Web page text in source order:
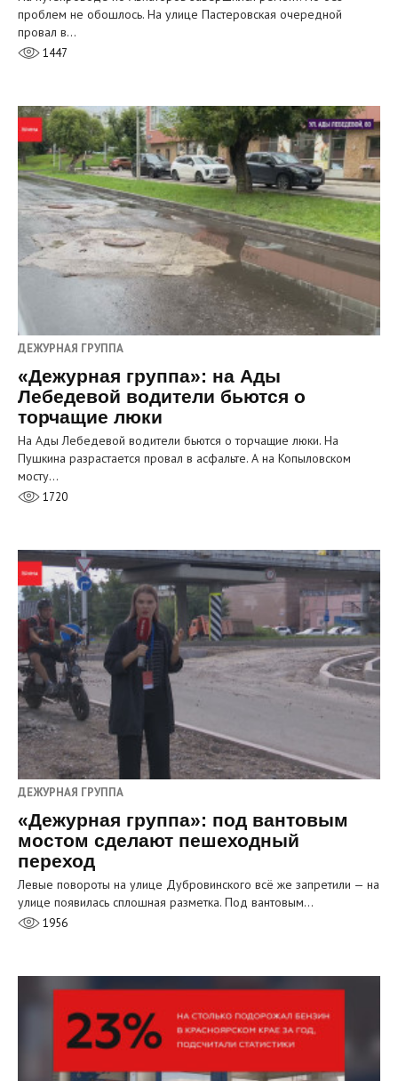
проблем не обошлось. На улице Пастеровская очередной
провал в…
1447
ДЕЖУРНАЯ ГРУППА
«Дежурная группа»: на Ады
Лебедевой водители бьются о
торчащие люки
На Ады Лебедевой водители бьются о торчащие люки. На
Пушкина разрастается провал в асфальте. А на Копыловском
мосту…
1720
ДЕЖУРНАЯ ГРУППА
«Дежурная группа»: под вантовым
мостом сделают пешеходный
переход
Левые повороты на улице Дубровинского всё же запретили — на
улице появилась сплошная разметка. Под вантовым…
1956